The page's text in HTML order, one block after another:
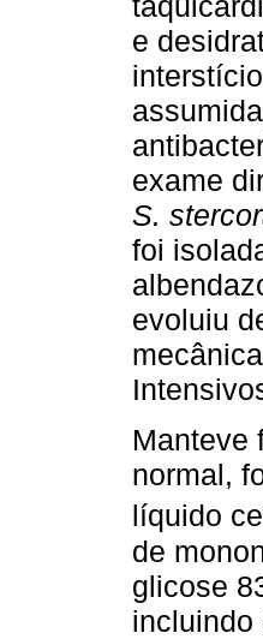
e
exame
S.
foi
evoluiu
Manteve
normal,
líquido
de
glicose
incluindo